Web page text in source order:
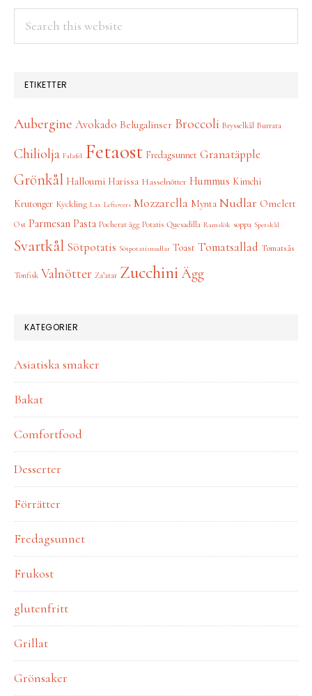
ETIKETTER
Aubergine Avokado Belugalinser Broccoli Brysselkål Burrata
Chiliolja Falafel Fetaost Fredagsunnet Granatäpple
Grönkål Halloumi Harissa Hasselnötter Hummus Kimchi
Krutonger Kyckling Lax Leftovers Mozzarella Mynta Nudlar Omelett
Ost Parmesan Pasta Pocherat ägg Potatis Quesadilla Ramslök soppa Spetskål
Svartkål Sötpotatis Sötpotatisnudlar Toast Tomatsallad Tomatsås
Tonfisk Valnötter Za’atar ZucchiniÄgg
KATEGORIER
Asiatiska smaker
Bakat
Comfortfood
Desserter
Förrätter
Fredagsunnet
Frukost
glutenfritt
Grillat
Grönsaker